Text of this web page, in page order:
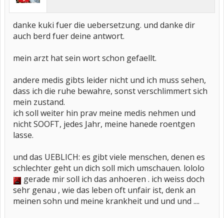
danke kuki fuer die uebersetzung. und danke dir
auch berd fuer deine antwort.
mein arzt hat sein wort schon gefaellt.
andere medis gibts leider nicht und ich muss sehen,
dass ich die ruhe bewahre, sonst verschlimmert sich
mein zustand.
ich soll weiter hin prav meine medis nehmen und
nicht SOOFT, jedes Jahr, meine hanede roentgen
lasse.
und das UEBLICH: es gibt viele menschen, denen es
schlechter geht un dich soll mich umschauen. lololo
gerade mir soll ich das anhoeren . ich weiss doch
sehr genau , wie das leben oft unfair ist, denk an
meinen sohn und meine krankheit und und und ....